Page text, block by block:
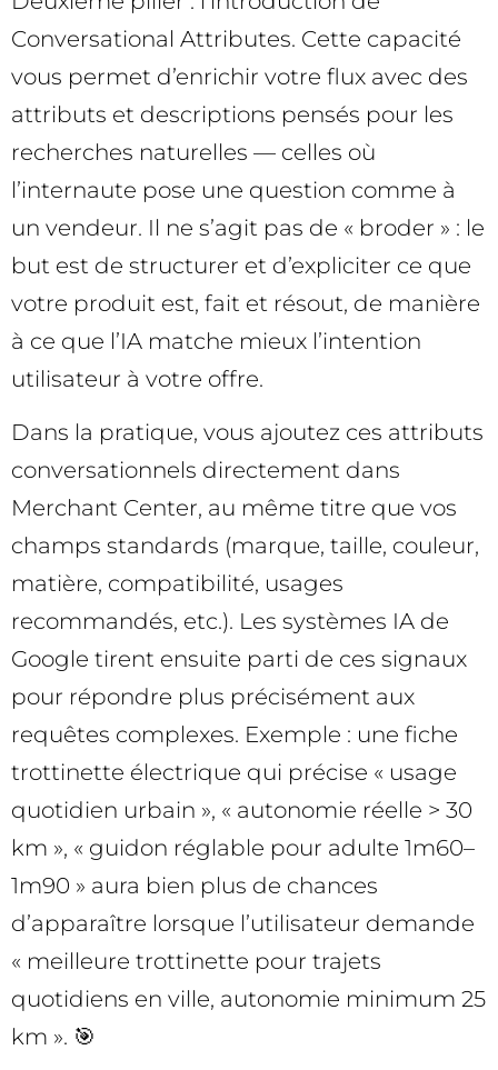
Conversational Attributes. Cette capacité
vous permet d’enrichir votre flux avec des
attributs et descriptions pensés pour les
recherches naturelles — celles où
l’internaute pose une question comme à
un vendeur. Il ne s’agit pas de « broder » : le
but est de structurer et d’expliciter ce que
votre produit est, fait et résout, de manière
à ce que l’IA matche mieux l’intention
utilisateur à votre offre.
Dans la pratique, vous ajoutez ces attributs
conversationnels directement dans
Merchant Center, au même titre que vos
champs standards (marque, taille, couleur,
matière, compatibilité, usages
recommandés, etc.). Les systèmes IA de
Google tirent ensuite parti de ces signaux
pour répondre plus précisément aux
requêtes complexes. Exemple : une fiche
trottinette électrique qui précise « usage
quotidien urbain », « autonomie réelle > 30
km », « guidon réglable pour adulte 1m60–
1m90 » aura bien plus de chances
d’apparaître lorsque l’utilisateur demande
« meilleure trottinette pour trajets
quotidiens en ville, autonomie minimum 25
km ». 🎯